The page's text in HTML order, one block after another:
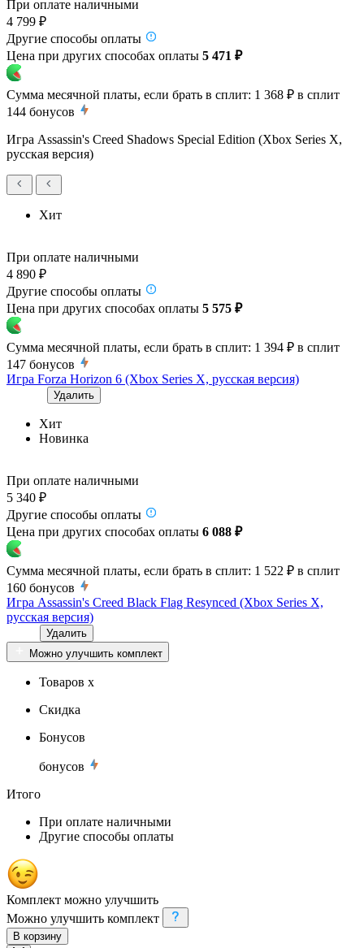
При оплате наличными
4 799 ₽
Другие способы оплаты
Цена при других способах оплаты 5 471 ₽
Сумма месячной платы, если брать в сплит: 1 368 ₽ в сплит
144 бонусов
Игра Assassin's Creed Shadows Special Edition (Xbox Series X,
русская версия)
Хит
При оплате наличными
4 890 ₽
Другие способы оплаты
Цена при других способах оплаты 5 575 ₽
Сумма месячной платы, если брать в сплит: 1 394 ₽ в сплит
147 бонусов
Игра Forza Horizon 6 (Xbox Series X, русская версия)
Удалить
Хит
Новинка
При оплате наличными
5 340 ₽
Другие способы оплаты
Цена при других способах оплаты 6 088 ₽
Сумма месячной платы, если брать в сплит: 1 522 ₽ в сплит
160 бонусов
Игра Assassin's Creed Black Flag Resynced (Xbox Series X,
русская версия)
Удалить
Можно улучшить комплект
Товаров x
Скидка
Бонусов
бонусов
Итого
При оплате наличными
Другие способы оплаты
Комплект можно улучшить
Можно улучшить комплект
В корзину